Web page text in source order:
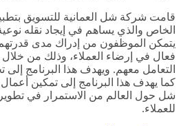
قامت شركة شل العمانية للتسويق
الخاص والذي يساهم في إيجاد نقله
يتمكن الموظفون من إدراك مدى
فعال في إرضاء العملاء، وذلك من خلال
التعامل معهم. ويهدف هذا البرنامج إلى
كما يهدف هذا البرنامج إلى تمكين
شل حول العالم من الاستمرار في
للعملاء.